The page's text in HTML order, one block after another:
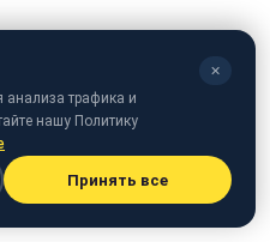
✕
трафика и
нашу Политику
Принять все